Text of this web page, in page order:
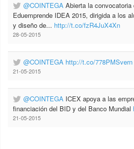
@COINTEGA Abierta la convocatoria
Eduemprende IDEA 2015, dirigida a los
y diseño de... http://t.co/fzR4JuX4Xn
28-05-2015
@COINTEGA http://t.co/778PMSvern
21-05-2015
@COINTEGA ICEX apoya a las
financiación del BID y del Banco Mundial
21-05-2015